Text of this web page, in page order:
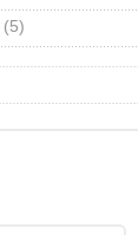
(5)